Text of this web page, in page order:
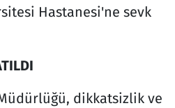
Hastanesi'ne sevk
dikkatsizlik ve